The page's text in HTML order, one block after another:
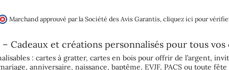
Marchand approuvé par la Société des Avis Garantis,cliquez ici pour
– Cadeaux et créations personnalisés pour tous vos
: cartes à gratter, cartes en bois pour offrir de l’argent,
, anniversaire, naissance, baptême, EVJF, PACS ou toute fête